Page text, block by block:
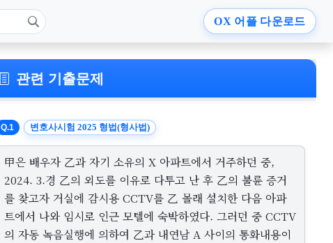
OX 어플 다운로드
관련 기출문제
Q.1 변호사시험 2025 형법(형사법)
甲은 배우자 乙과 자기 소유의 X 아파트에서 거주하던 중,
2024. 3.경 乙의 외도를 이유로 다투고 난 후 乙의 불륜 증거
를 찾고자 거실에 감시용 CCTV를 乙 몰래 설치한 다음 아파
트에서 나와 임시로 인근 모텔에 숙박하였다. 그러던 중 CCTV
의 자동 녹음실행에 의하여 乙과 내연남 A 사이의 통화내용이